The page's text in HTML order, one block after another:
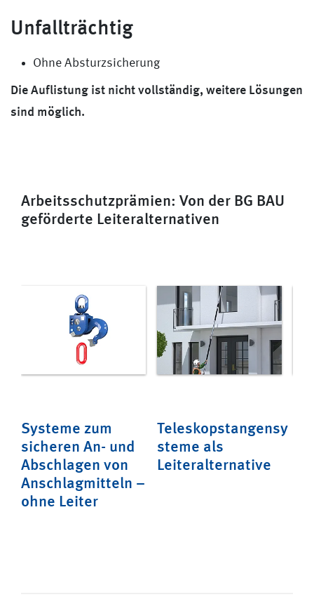
Unfallträchtig
Ohne Absturzsicherung
Die Auflistung ist nicht vollständig, weitere Lösungen
sind möglich.
Arbeitsschutzprämien: Von der BG BAU
geförderte Leiteralternativen
Systeme zum
sicheren An- und
Abschlagen von
Anschlagmitteln –
ohne Leiter
Teleskopstangensy
steme als
Leiteralternative